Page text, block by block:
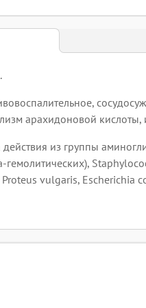
арахидоновой
из группы
vulgaris, Escherichia